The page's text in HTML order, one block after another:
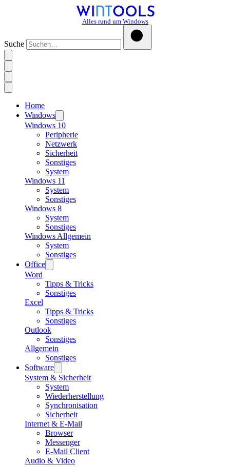
Alles rund um Windows
Suche
Home
Windows
Windows 10
Peripherie
Netzwerk
Sicherheit
Sonstiges
System
Windows 11
System
Sonstiges
Windows 8
System
Sonstiges
Windows Allgemein
System
Sonstiges
Office
Word
Tipps & Tricks
Sonstiges
Excel
Tipps & Tricks
Sonstiges
Outlook
Sonstiges
Allgemein
Sonstiges
Software
System & Sicherheit
System
Wiederherstellung
Synchronisation
Sicherheit
Internet & E-Mail
Browser
Messenger
E-Mail Client
Audio & Video